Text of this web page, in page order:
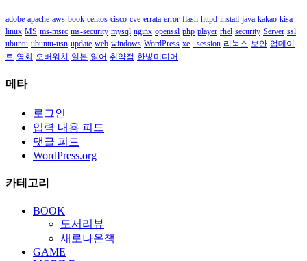
adobe apache aws book centos cisco cve errata error flash httpd install java kakao kisa
linux MS ms-msrc ms-security mysql nginx openssl php player rhel security Server ssl
ubuntu ubuntu-usn update web windows WordPress xe _session 리눅스 보안 업데이
트 영화 오버워치 일본 읽어 취약점 한빛미디어
메타
로그인
입력 내용 피드
댓글 피드
WordPress.org
카테고리
BOOK
도서리뷰
새로나온책
GAME